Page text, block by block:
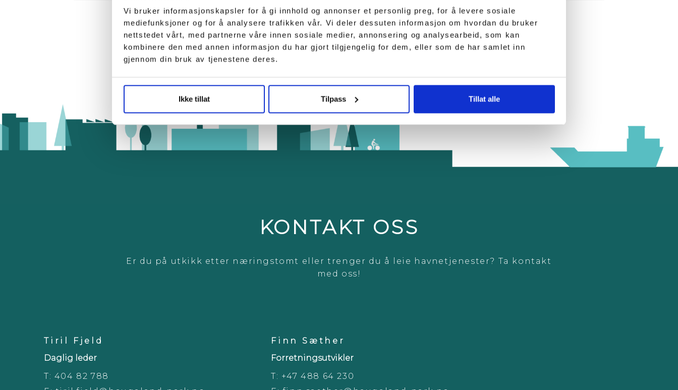
Vi bruker informasjonskapsler for å gi innhold og annonser et personlig preg, for å levere sosiale
mediefunksjoner og for å analysere trafikken vår. Vi deler dessuten informasjon om hvordan du bruker
nettstedet vårt, med partnerne våre innen sosiale medier, annonsering og analysearbeid, som kan
kombinere den med annen informasjon du har gjort tilgjengelig for dem, eller som de har samlet inn
gjennom din bruk av tjenestene deres.
Ikke tillat Tilpass Tillat alle
KONTAKT OSS
Er du på utkikk etter næringstomt eller trenger du å leie havnetjenester? Ta kontakt
med oss!
Tiril Fjeld
Daglig leder
T: 404 82 788
Finn Sæther
Forretningsutvikler
T: +47 488 64 230